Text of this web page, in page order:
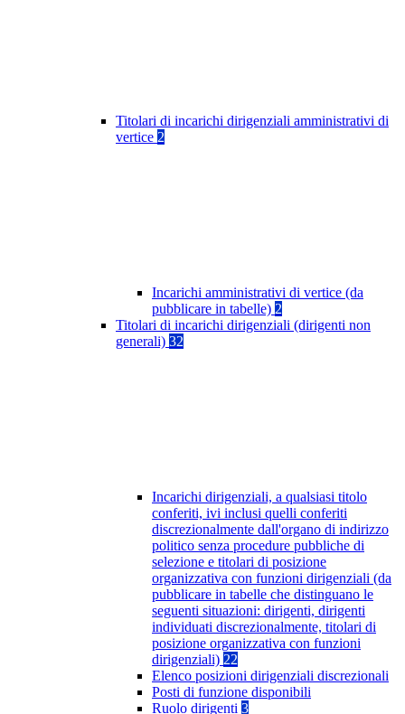
Titolari di incarichi dirigenziali amministrativi di
vertice 2
Incarichi amministrativi di vertice (da
pubblicare in tabelle) 2
Titolari di incarichi dirigenziali (dirigenti non
generali) 32
Incarichi dirigenziali, a qualsiasi titolo
conferiti, ivi inclusi quelli conferiti
discrezionalmente dall'organo di indirizzo
politico senza procedure pubbliche di
selezione e titolari di posizione
organizzativa con funzioni dirigenziali (da
pubblicare in tabelle che distinguano le
seguenti situazioni: dirigenti, dirigenti
individuati discrezionalmente, titolari di
posizione organizzativa con funzioni
dirigenziali) 22
Elenco posizioni dirigenziali discrezionali
Posti di funzione disponibili
Ruolo dirigenti 3